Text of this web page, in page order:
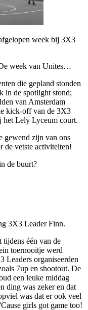
week bij 3X3
week van Unites…
die gepland stonden
in de spotlight stond;
van Amsterdam
kick-off van de 3X3
het Lely Lyceum court.
gewend zijn van ons
vetste activiteiten!
de buurt?
3X3 Leader Finn.
tijdens één van de
toernooitje werd
Leaders organiseerden
7up en shootout. De
een leuke middag
ding was zeker en dat
was dat er ook veel
girls got game too!